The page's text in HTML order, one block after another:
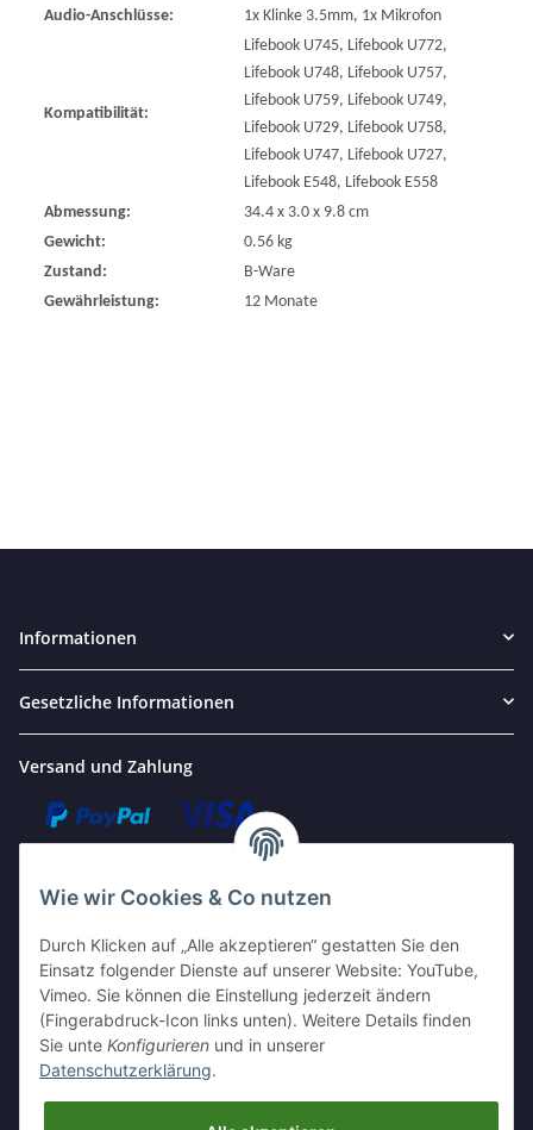
Audio-Anschlüsse:
1x Klinke 3.5mm, 1x Mikrofon
Kompatibilität:
Lifebook U745, Lifebook U772,
Lifebook U748, Lifebook U757,
Lifebook U759, Lifebook U749,
Lifebook U729, Lifebook U758,
Lifebook U747, Lifebook U727,
Lifebook E548, Lifebook E558
Abmessung:
34.4 x 3.0 x 9.8 cm
Gewicht:
0.56 kg
Zustand:
B-Ware
Gewährleistung:
12 Monate
Informationen
Gesetzliche Informationen
Versand und Zahlung
Kontakt
Perfectum Computersysteme
Goethestraße 27, 19053 Schwerin
Wie wir Cookies & Co nutzen
Durch Klicken auf „Alle akzeptieren“ gestatten Sie den
Einsatz folgender Dienste auf unserer Website: YouTube,
Vimeo. Sie können die Einstellung jederzeit ändern
(Fingerabdruck-Icon links unten). Weitere Details finden
Sie unte Konfigurieren und in unserer
Datenschutzerklärung.